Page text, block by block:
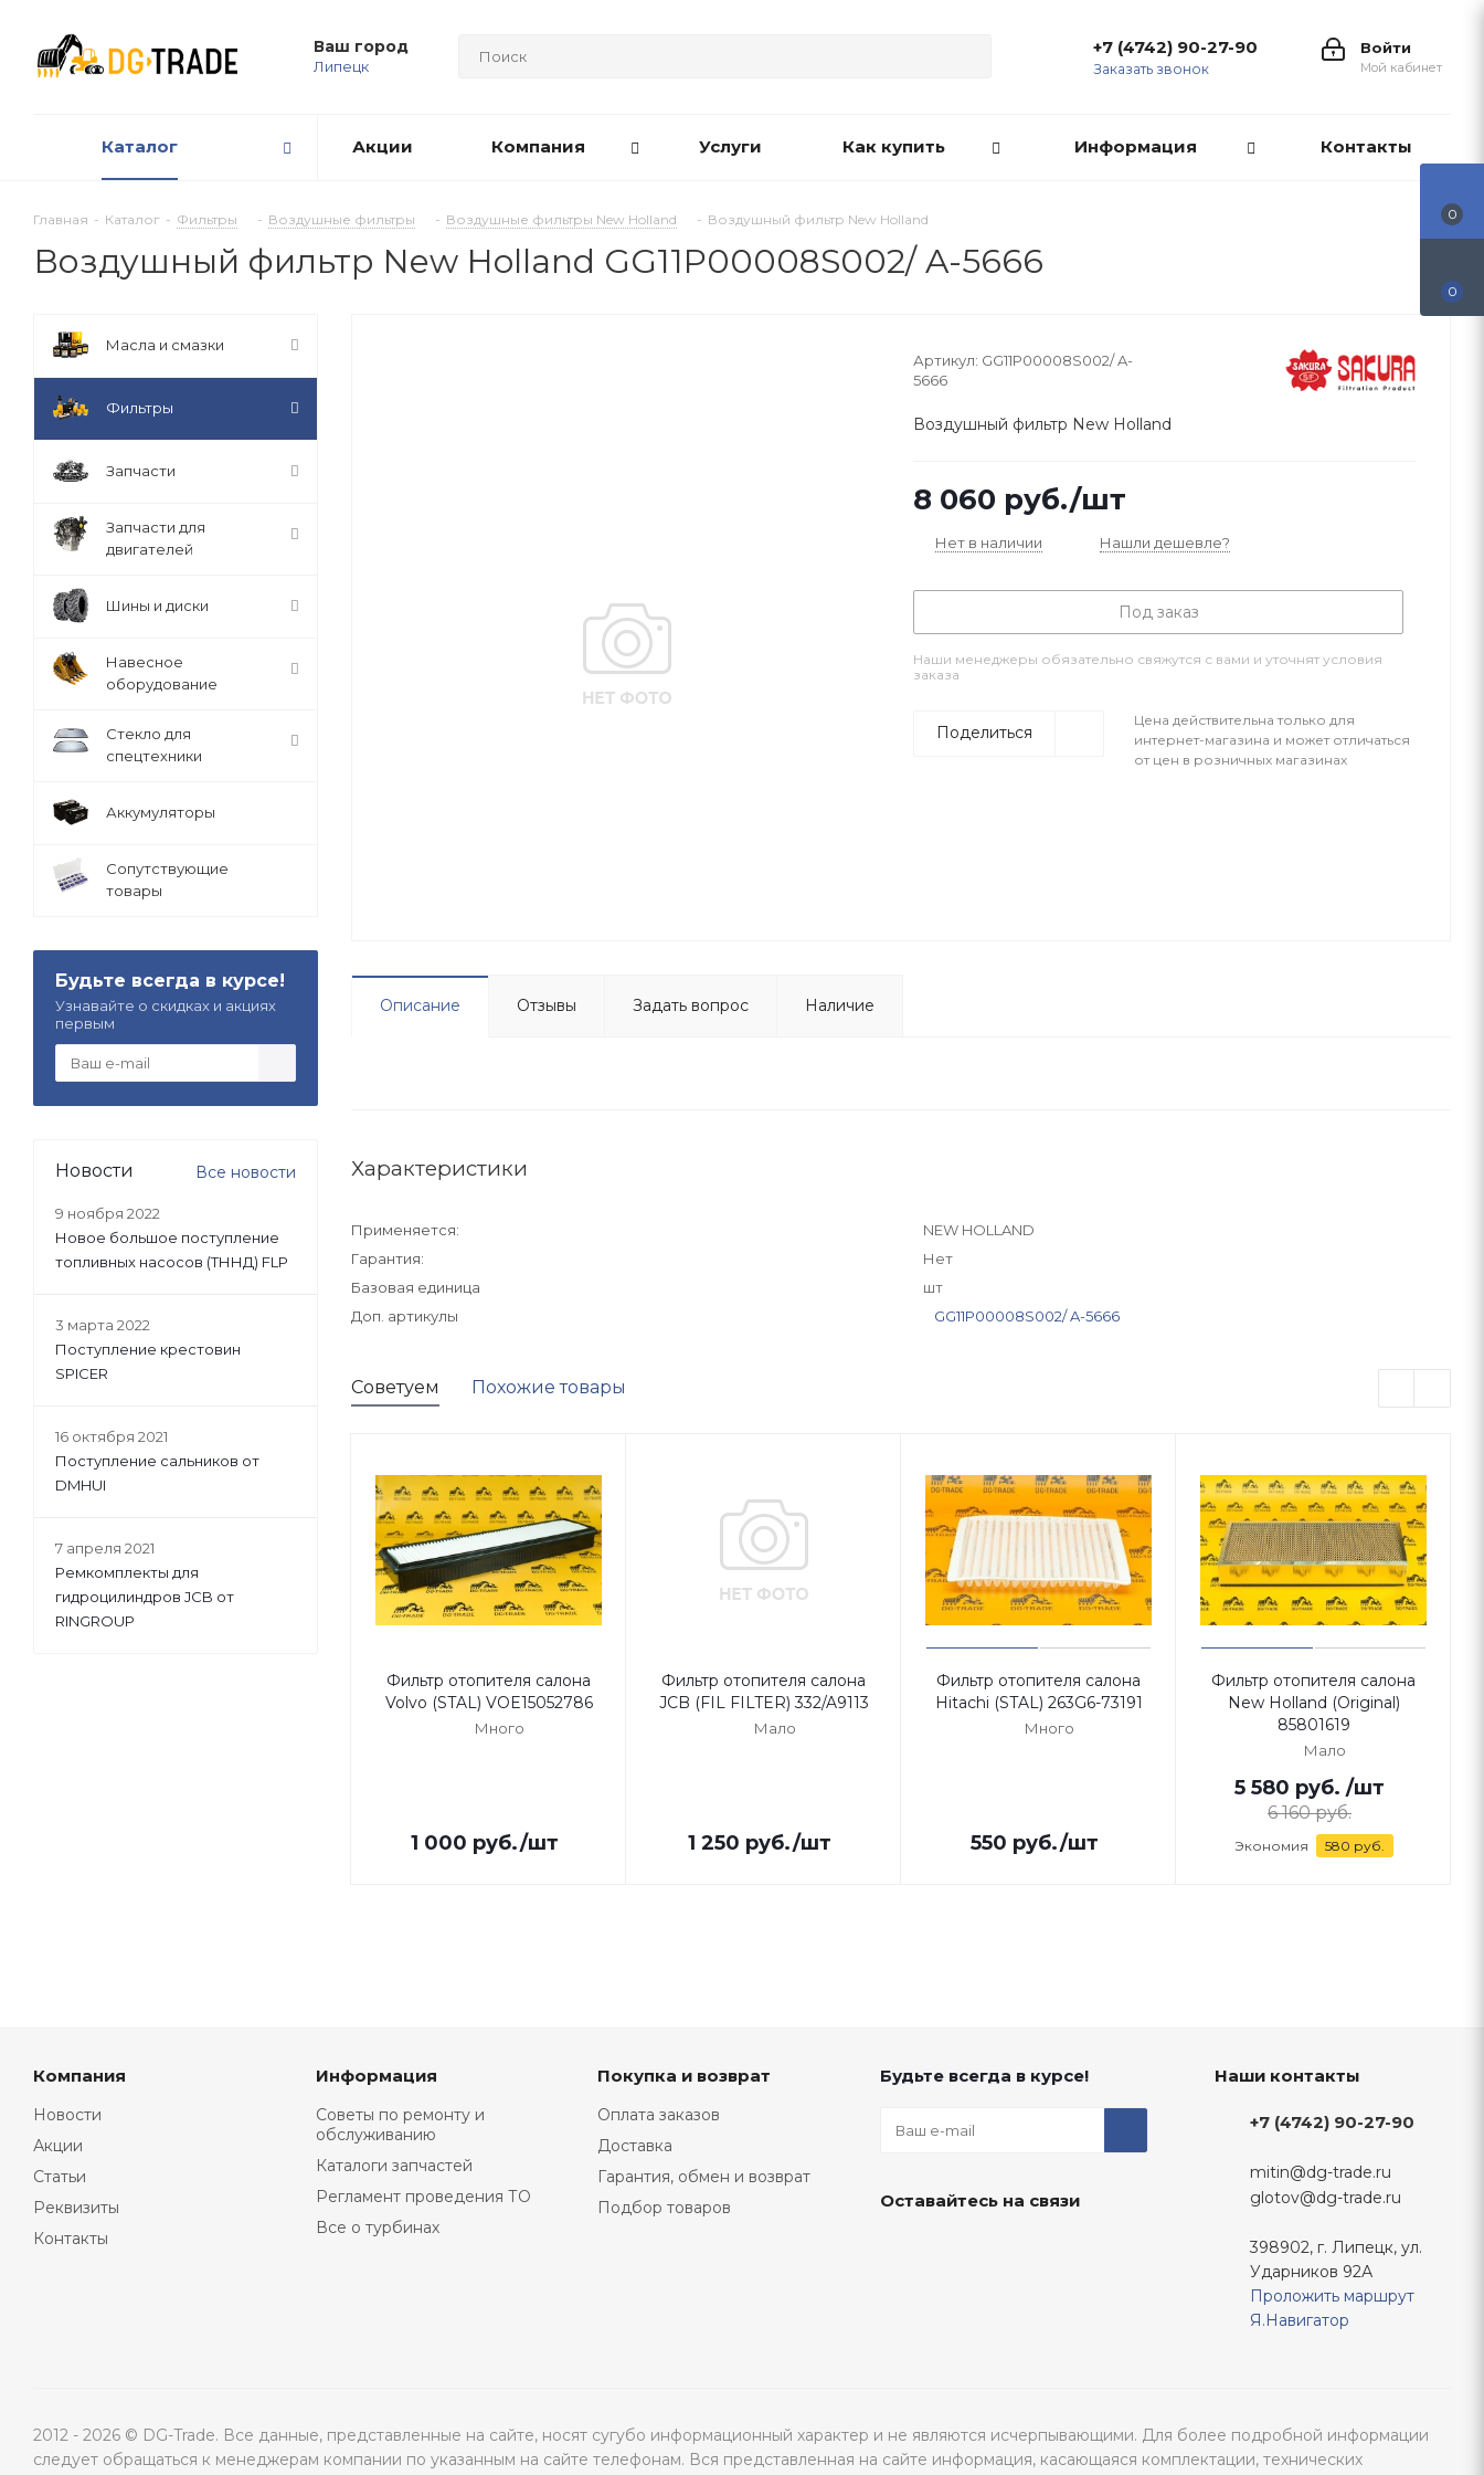
Ваш город
Липецк
Войти
Мой кабинет
+7 (4742) 90-27-90
Заказать звонок
Каталог Акции Компания Услуги Как купить Информация Контакты
Главная - Каталог - Фильтры - Воздушные фильтры - Воздушные фильтры New Holland - Воздушный фильтр New Holland
Воздушный фильтр New Holland GG11P00008S002/ A-5666
Артикул: GG11P00008S002/ A-
5666
Воздушный фильтр New Holland
8 060 руб./шт
Нет в наличии Нашли дешевле?
Под заказ
Наши менеджеры обязательно свяжутся с вами и уточнят условия
заказа
Поделиться
Цена действительна только для
интернет-магазина и может отличаться
от цен в розничных магазинах
Описание Отзывы Задать вопрос Наличие
Характеристики
Применяется:
NEW HOLLAND
Гарантия:
Нет
Базовая единица
шт
Доп. артикулы
GG11P00008S002/ A-5666
Советуем Похожие товары
Фильтр отопителя салона
Volvo (STAL) VOE15052786
Много
1 000 руб./шт
Фильтр отопителя салона
JCB (FIL FILTER) 332/A9113
Мало
1 250 руб./шт
Фильтр отопителя салона
Hitachi (STAL) 263G6-73191
Много
550 руб./шт
Фильтр отопителя салона
New Holland (Original)
85801619
Мало
5 580 руб. /шт
6 160руб.
Экономия 580 руб.
Масла и смазки
Фильтры
Запчасти
Запчасти для
двигателей
Шины и диски
Навесное
оборудование
Стекло для
спецтехники
Аккумуляторы
Сопутствующие
товары
Будьте всегда в курсе!
Узнавайте о скидках и акциях
первым
Новости Все новости
9 ноября 2022
Новое большое поступление
топливных насосов (ТННД) FLP
3 марта 2022
Поступление крестовин
SPICER
16 октября 2021
Поступление сальников от
DMHUI
7 апреля 2021
Ремкомплекты для
гидроцилиндров JCB от
RINGROUP
Компания
Новости
Акции
Статьи
Реквизиты
Контакты
Информация
Советы по ремонту и
обслуживанию
Каталоги запчастей
Регламент проведения ТО
Все о турбинах
Покупка и возврат
Оплата заказов
Доставка
Гарантия, обмен и возврат
Подбор товаров
Будьте всегда в курсе!
Оставайтесь на связи
Наши контакты
+7 (4742) 90-27-90
mitin@dg-trade.ru
glotov@dg-trade.ru
398902, г. Липецк, ул.
Ударников 92А
Проложить маршрут
Я.Навигатор
2012 - 2026 © DG-Trade. Все данные, представленные на сайте, носят сугубо информационный характер и не являются исчерпывающими. Для более подробной информации
следует обращаться к менеджерам компании по указанным на сайте телефонам. Вся представленная на сайте информация, касающаяся комплектации, технических
0
0